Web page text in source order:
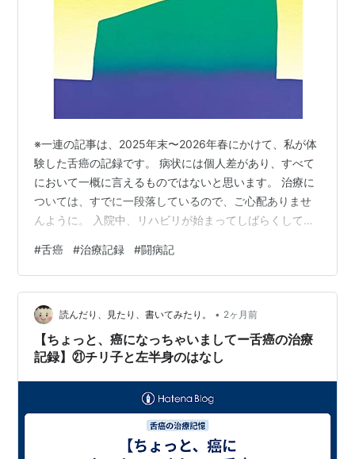
※一連の記事は、2025年末〜2026年春にかけて、私が体
験した舌癌の記録です。 病状には個人差があり、すべて
において一概に言えるものではないと思います。 治療に
ついては、すでに一段落しているので、ご心配ありませ
んように。 入院中、リハビリが始まってしばらくしての
か？」と、リハビリの先生に聞かれて、 「今は確かにす
ごい舌足らずだし、しゃべりにくいなって感じしますけ
ど、時間がたてば良くなっていくのかな？って楽観的に
考えてるんですけど」と答えると、 「うーん…」と首を
傾げられて、 「以前とすっかり同じ、ってわけにはいか
ないですよ」と言われた。 え…
#舌癌 #治療記録 #闘病記
読んだり、見たり、書いてみたり。 • 2ヶ月前
【ちょっと、癌になっちゃいましてー舌癌の治療
記録】㉑チリ子と左半身のはなし